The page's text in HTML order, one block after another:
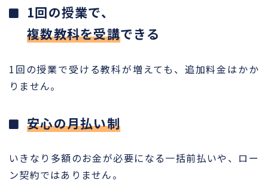
1回の授業で、
複数教科を受講できる
1回の授業で受ける教科が増えても、追加料金はかか
りません。
安心の月払い制
いきなり多額のお金が必要になる一括前払いや、ロー
ン契約ではありません。